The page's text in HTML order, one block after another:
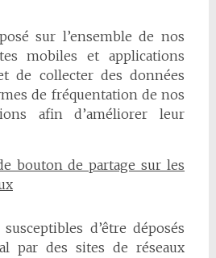
sur l’ensemble de nos
mobiles et applications
de collecter des données
de fréquentation de nos
afin d’améliorer leur
bouton de partage sur les
d’être déposés
par des sites de réseaux